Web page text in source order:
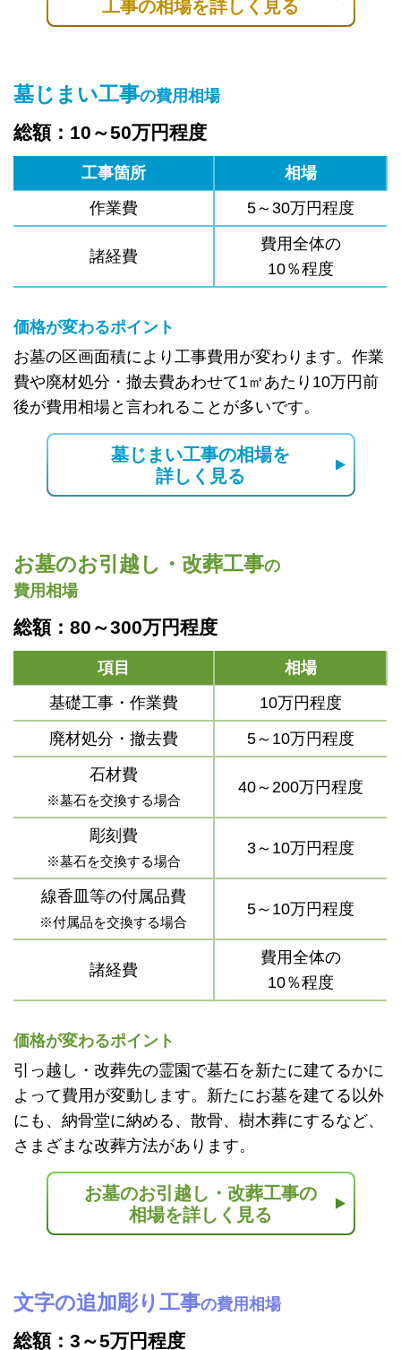
工事の相場を詳しく見る
墓じまい工事の費用相場
総額：10～50万円程度
工事箇所
相場
作業費
5～30万円程度
諸経費
費用全体の
10％程度
価格が変わるポイント
お墓の区画面積により工事費用が変わります。作業
費や廃材処分・撤去費あわせて1㎡あたり10万円前
後が費用相場と言われることが多いです。
墓じまい工事の相場を
詳しく見る
お墓のお引越し・改葬工事の
費用相場
総額：80～300万円程度
項目
相場
基礎工事・作業費
10万円程度
廃材処分・撤去費
5～10万円程度
石材費
※墓石を交換する場合
40～200万円程度
彫刻費
※墓石を交換する場合
3～10万円程度
線香皿等の付属品費
※付属品を交換する場合
5～10万円程度
諸経費
費用全体の
10％程度
価格が変わるポイント
引っ越し・改葬先の霊園で墓石を新たに建てるかに
よって費用が変動します。新たにお墓を建てる以外
にも、納骨堂に納める、散骨、樹木葬にするなど、
さまざまな改葬方法があります。
お墓のお引越し・改葬工事の
相場を詳しく見る
文字の追加彫り工事の費用相場
総額：3～5万円程度